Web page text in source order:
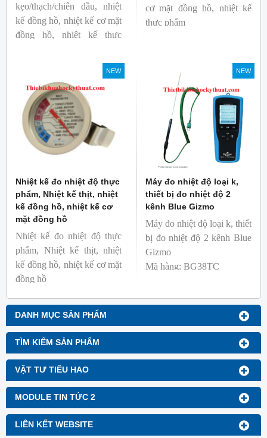
DANH MỤC SẢN PHẨM
TÌM KIẾM SẢN PHẨM
VẬT TƯ TIÊU HAO
MODULE TIN TỨC 2
LIÊN KẾT WEBSITE
kẹo/thạch/chiên dầu, nhiệt
kế đồng hồ, nhiệt kế cơ mặt
đồng hồ, nhiệt kế thực
Thương hiệu: Blue Gizmo
cơ mặt đồng hồ, nhiệt kế
thực phẩm
NEW
Nhiệt kế đo nhiệt độ thực
phẩm, Nhiệt kế thịt, nhiệt
kế đồng hồ, nhiệt kế cơ
mặt đồng hồ
Nhiệt kế đo nhiệt độ thực
phẩm, Nhiệt kế thịt, nhiệt
kế đồng hồ, nhiệt kế cơ mặt
đồng hồ
Thương hiệu: Blue Gizmo
NEW
Máy đo nhiệt độ loại k,
thiết bị đo nhiệt độ 2
kênh Blue Gizmo
Máy đo nhiệt độ loại k, thiết
bị đo nhiệt độ 2 kênh Blue
Gizmo
Mã hàng: BG38TC